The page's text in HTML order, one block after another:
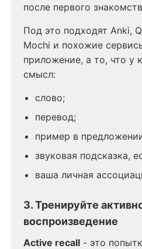
после первого
Под это подходят Anki,
Mochi и похожие
приложение, а то, что у
смысл:
слово;
перевод;
пример в
звуковая подсказка,
ваша личная
3. Тренируйте
воспроизведение
Active recall - это